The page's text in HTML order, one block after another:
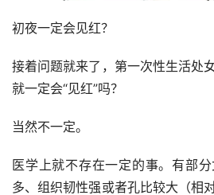
初夜一定会见红？
接着问题就来了，第一次性生活处
就一定会“见红”吗？
当然不一定。
医学上就不存在一定的事。有部
多、组织韧性强或者孔比较大（相